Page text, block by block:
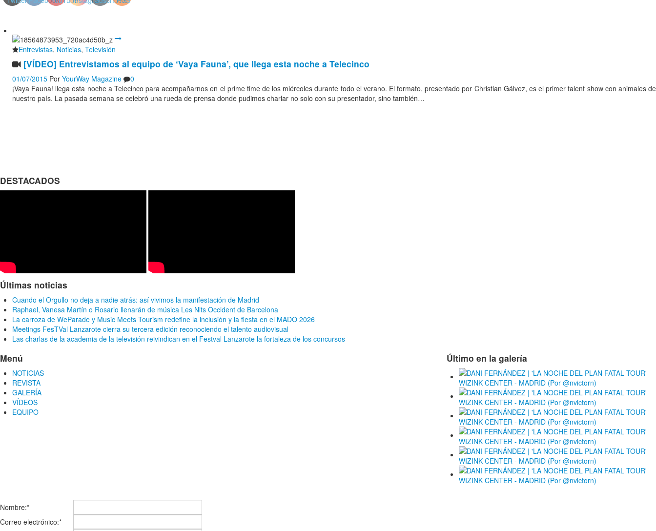
Entrevistas, Noticias, Televisión
[VÍDEO] Entrevistamos al equipo de ‘Vaya Fauna’, que llega esta noche a Telecinco
01/07/2015 Por YourWay Magazine
0
¡Vaya Fauna! llega esta noche a Telecinco para acompañarnos en el prime time de los miércoles durante todo el verano. El formato, presentado por Christian Gálvez, es el primer talent show con animales de
nuestro país. La pasada semana se celebró una rueda de prensa donde pudimos charlar no solo con su presentador, sino también…
DESTACADOS
Últimas noticias
Cuando el Orgullo no deja a nadie atrás: así vivimos la manifestación de Madrid
Raphael, Vanesa Martín o Rosario llenarán de música Les Nits Occident de Barcelona
La carroza de WeParade y Music Meets Tourism redefine la inclusión y la fiesta en el MADO 2026
Meetings FesTVal Lanzarote cierra su tercera edición reconociendo el talento audiovisual
Las charlas de la academia de la televisión reivindican en el Festval Lanzarote la fortaleza de los concursos
Menú
NOTICIAS
REVISTA
GALERÍA
VÍDEOS
EQUIPO
Último en la galería
Nombre:*
Correo electrónico:*